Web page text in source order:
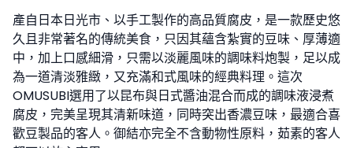
產自日本日光市、以手工製作的高品質腐皮，是一款歷史悠
久且非常著名的傳統美食，只因其蘊含紮實的豆味、厚薄適
中，加上口感細滑，只需以淡麗風味的調味料炮製，足以成
為一道清淡雅緻，又充滿和式風味的經典料理。這次
OMUSUBI選用了以昆布與日式醬油混合而成的調味液浸煮
腐皮，完美呈現其清新味道，同時突出香濃豆味，最適合喜
歡豆製品的客人。御結亦完全不含動物性原料，茹素的客人